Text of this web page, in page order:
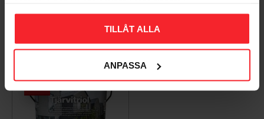
TILLÅT ALLA
ANPASSA
Populära produkter
11%